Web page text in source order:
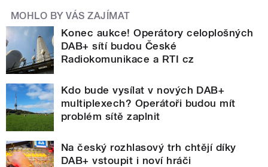
MOHLO BY VÁS ZAJÍMAT
Konec aukce! Operátory celoplošných
DAB+ sítí budou České
Radiokomunikace a RTI cz
Kdo bude vysílat v nových DAB+
multiplexech? Operátoři budou mít
problém sítě zaplnit
Na český rozhlasový trh chtějí díky
DAB+ vstoupit i noví hráči